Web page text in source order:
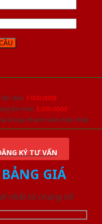
đến 1.000.000đ
lớn hơn 3.000.000đ
khoản thành viên thân thiết
KÝ TƯ VẤN
GIÁ
nhất từ chúng tôi